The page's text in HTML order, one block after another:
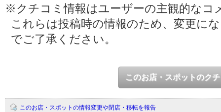
※クチコミ情報はユーザーの主観的なコ
これらは投稿時の情報のため、変更に
でご了承ください。
このお店・スポットのク
このお店・スポットの情報変更や閉店・移転を報告